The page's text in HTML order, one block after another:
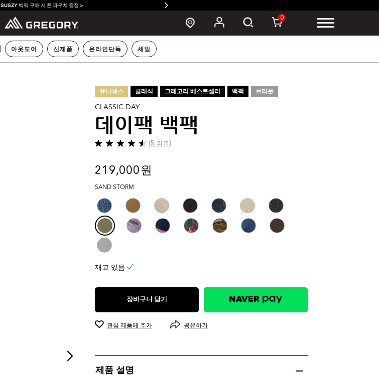
SUSZY 백팩 구매 시 폰 파우치 증정 >
0
아웃도어 신제품 온라인단독 세일
유니섹스 클래식 그레고리 베스트셀러 백팩 브라운
CLASSIC DAY
데이팩 백팩
(5 리뷰)
별
개
중
4.6
입
니
다.
5
개
상
품
평
219,000 원
SAND STORM
재고 있음
장바구니 담기
관심 제품에 추가 공유하기
제품 설명